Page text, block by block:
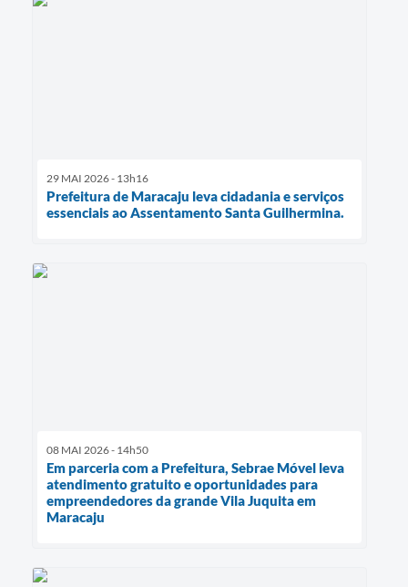
29 MAI 2026 - 13h16
Prefeitura de Maracaju leva cidadania e serviços
essenciais ao Assentamento Santa Guilhermina.
08 MAI 2026 - 14h50
Em parceria com a Prefeitura, Sebrae Móvel leva
atendimento gratuito e oportunidades para
empreendedores da grande Vila Juquita em
Maracaju